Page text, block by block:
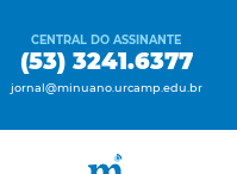
CENTRAL DO ASSINANTE
(53) 3241.6377
jornal@minuano.urcamp.edu.br